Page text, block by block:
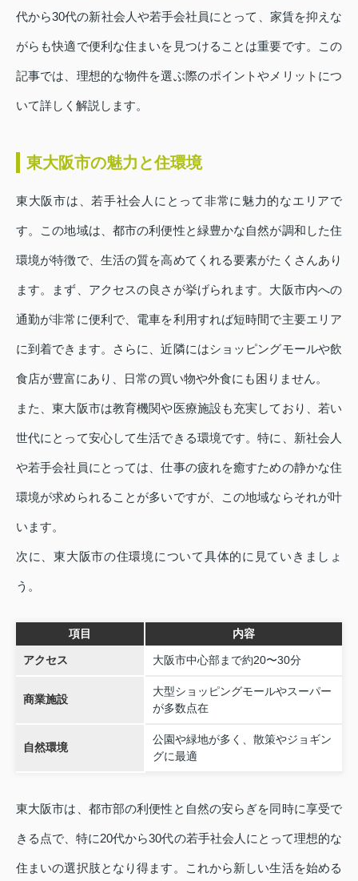
代から30代の新社会人や若手会社員にとって、家賃を抑えな
がらも快適で便利な住まいを見つけることは重要です。この
記事では、理想的な物件を選ぶ際のポイントやメリットにつ
いて詳しく解説します。
東大阪市の魅力と住環境
東大阪市は、若手社会人にとって非常に魅力的なエリアで
す。この地域は、都市の利便性と緑豊かな自然が調和した住
環境が特徴で、生活の質を高めてくれる要素がたくさんあり
ます。まず、アクセスの良さが挙げられます。大阪市内への
通勤が非常に便利で、電車を利用すれば短時間で主要エリア
に到着できます。さらに、近隣にはショッピングモールや飲
食店が豊富にあり、日常の買い物や外食にも困りません。
また、東大阪市は教育機関や医療施設も充実しており、若い
世代にとって安心して生活できる環境です。特に、新社会人
や若手会社員にとっては、仕事の疲れを癒すための静かな住
環境が求められることが多いですが、この地域ならそれが叶
います。
次に、東大阪市の住環境について具体的に見ていきましょ
う。
項目 内容
アクセス 大阪市中心部まで約20〜30分
商業施設
大型ショッピングモールやスーパー
が多数点在
自然環境
公園や緑地が多く、散策やジョギン
グに最適
東大阪市は、都市部の利便性と自然の安らぎを同時に享受で
きる点で、特に20代から30代の若手社会人にとって理想的な
住まいの選択肢となり得ます。これから新しい生活を始める